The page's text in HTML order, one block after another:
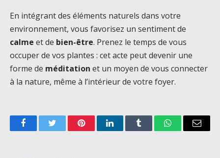
En intégrant des éléments naturels dans votre
environnement, vous favorisez un sentiment de
calme et de bien-être. Prenez le temps de vous
occuper de vos plantes : cet acte peut devenir une
forme de méditation et un moyen de vous connecter
à la nature, même à l’intérieur de votre foyer.
FacebookTwitter PinterestLinkedInTumblr WhatsAppEmail